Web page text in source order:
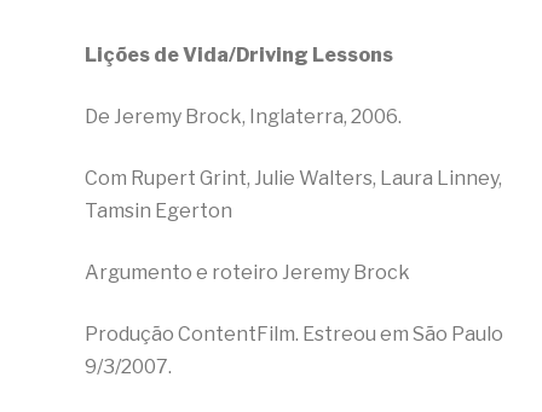
Lições de Vida/Driving Lessons
De Jeremy Brock, Inglaterra, 2006.
Com Rupert Grint, Julie Walters, Laura Linney,
Tamsin Egerton
Argumento e roteiro Jeremy Brock
Produção ContentFilm. Estreou em São Paulo
9/3/2007.